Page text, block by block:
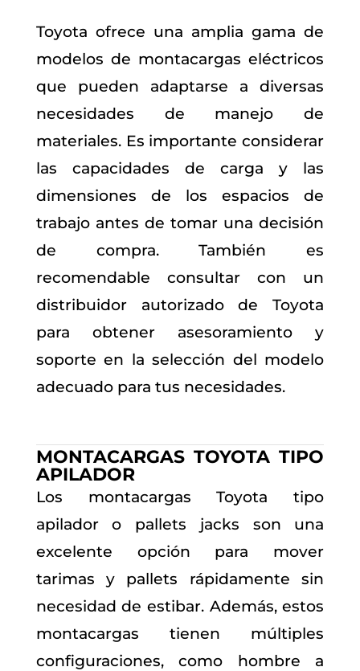
Toyota ofrece una amplia gama de
modelos de montacargas eléctricos
que pueden adaptarse a diversas
necesidades de manejo de
materiales. Es importante considerar
las capacidades de carga y las
dimensiones de los espacios de
trabajo antes de tomar una decisión
de compra. También es
recomendable consultar con un
distribuidor autorizado de Toyota
para obtener asesoramiento y
soporte en la selección del modelo
adecuado para tus necesidades.
MONTACARGAS TOYOTA TIPO
APILADOR
Los montacargas Toyota tipo
apilador o pallets jacks son una
excelente opción para mover
tarimas y pallets rápidamente sin
necesidad de estibar. Además, estos
montacargas tienen múltiples
configuraciones, como hombre a